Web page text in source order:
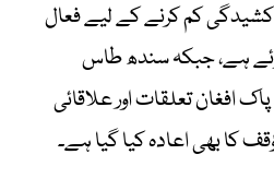
کم کرنے کے لیے فعال
ہے، جبکہ سندھ طاس
افغان تعلقات اور علاقائی
کا بھی اعادہ کیا گیا ہے۔